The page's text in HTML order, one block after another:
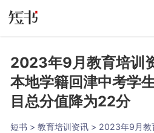
2023年9月教育培训
本地学籍回津中考学
目总分值降为22分
短书 > 教育培训资讯 >